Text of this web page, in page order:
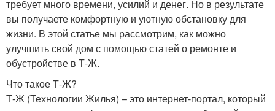
требует много времени, усилий и денег. Но в результате
вы получаете комфортную и уютную обстановку для
жизни. В этой статье мы рассмотрим, как можно
улучшить свой дом с помощью статей о ремонте и
обустройстве в Т-Ж.
Что такое Т-Ж?
Т-Ж (Технологии Жилья) – это интернет-портал, который